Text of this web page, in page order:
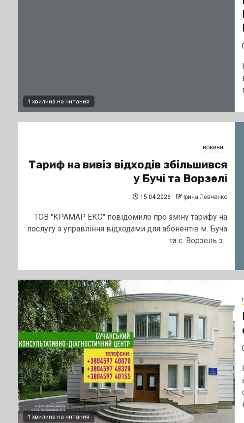
1 хвилина на читання
новини
Тариф на вивіз відходів збільшився
у Бучі та Ворзелі
15.04.2026 Ірина Левченко
ТОВ "КРАМАР ЕКО" повідомило про зміну тарифу на
послугу з управління відходами для абонентів м. Буча
та с. Ворзель з...
1 хвилина на читання